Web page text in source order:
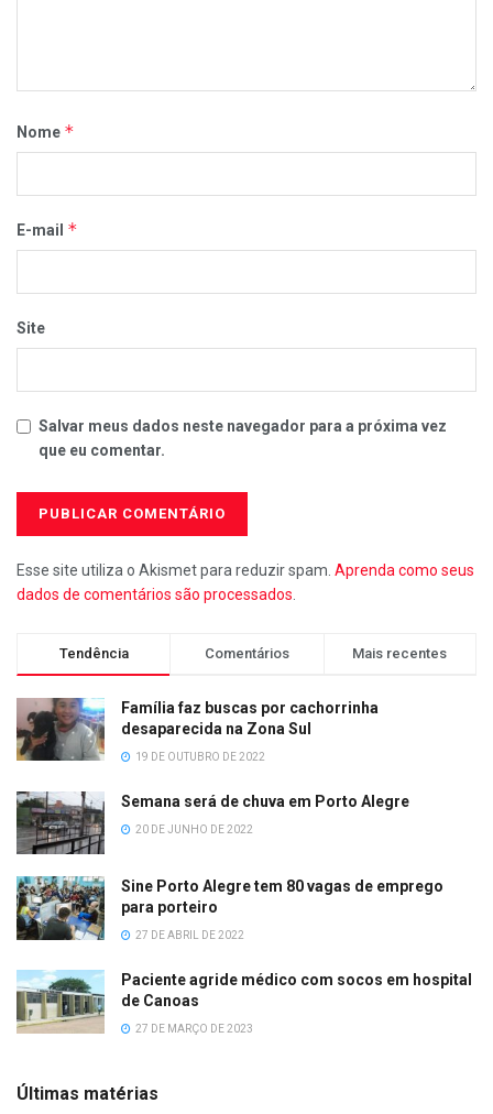
Nome *
E-mail *
Site
Salvar meus dados neste navegador para a próxima vez
que eu comentar.
Esse site utiliza o Akismet para reduzir spam. Aprenda como seus
dados de comentários são processados
Tendência Comentários Mais recentes
Família faz buscas por cachorrinha
desaparecida na Zona Sul
19 DE OUTUBRO DE 2022
Semana será de chuva em Porto Alegre
20 DE JUNHO DE 2022
Sine Porto Alegre tem 80 vagas de emprego
para porteiro
27 DE ABRIL DE 2022
Paciente agride médico com socos em hospital
de Canoas
27 DE MARÇO DE 2023
Últimas matérias